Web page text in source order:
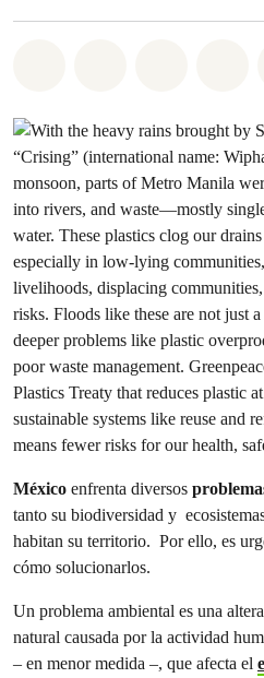
México enfrenta diversos
tanto su biodiversidad y
habitan su territorio. Por ello, es
cómo solucionarlos.
Un problema ambiental es una
natural causada por la actividad
– en menor medida –, que afecta el